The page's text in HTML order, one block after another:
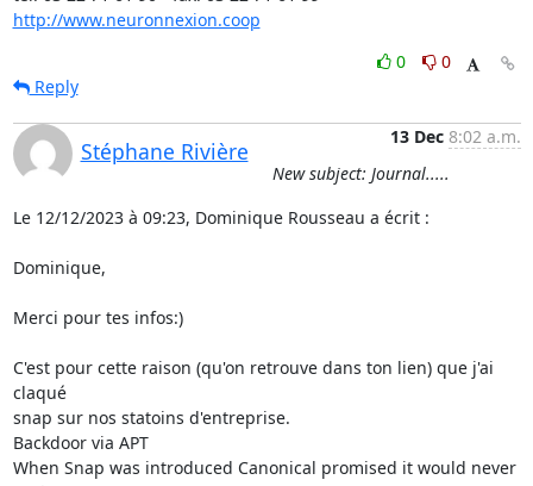
http://www.neuronnexion.coop
0
0
Reply
Stéphane Rivière
13 Dec 8:02 a.m.
New subject: Journal.....
Le 12/12/2023 à 09:23, Dominique Rousseau a écrit :
Dominique,
Merci pour tes infos:)
C'est pour cette raison (qu'on retrouve dans ton lien) que j'ai
claqué
snap sur nos statoins d'entreprise.
Backdoor via APT
When Snap was introduced Canonical promised it would never